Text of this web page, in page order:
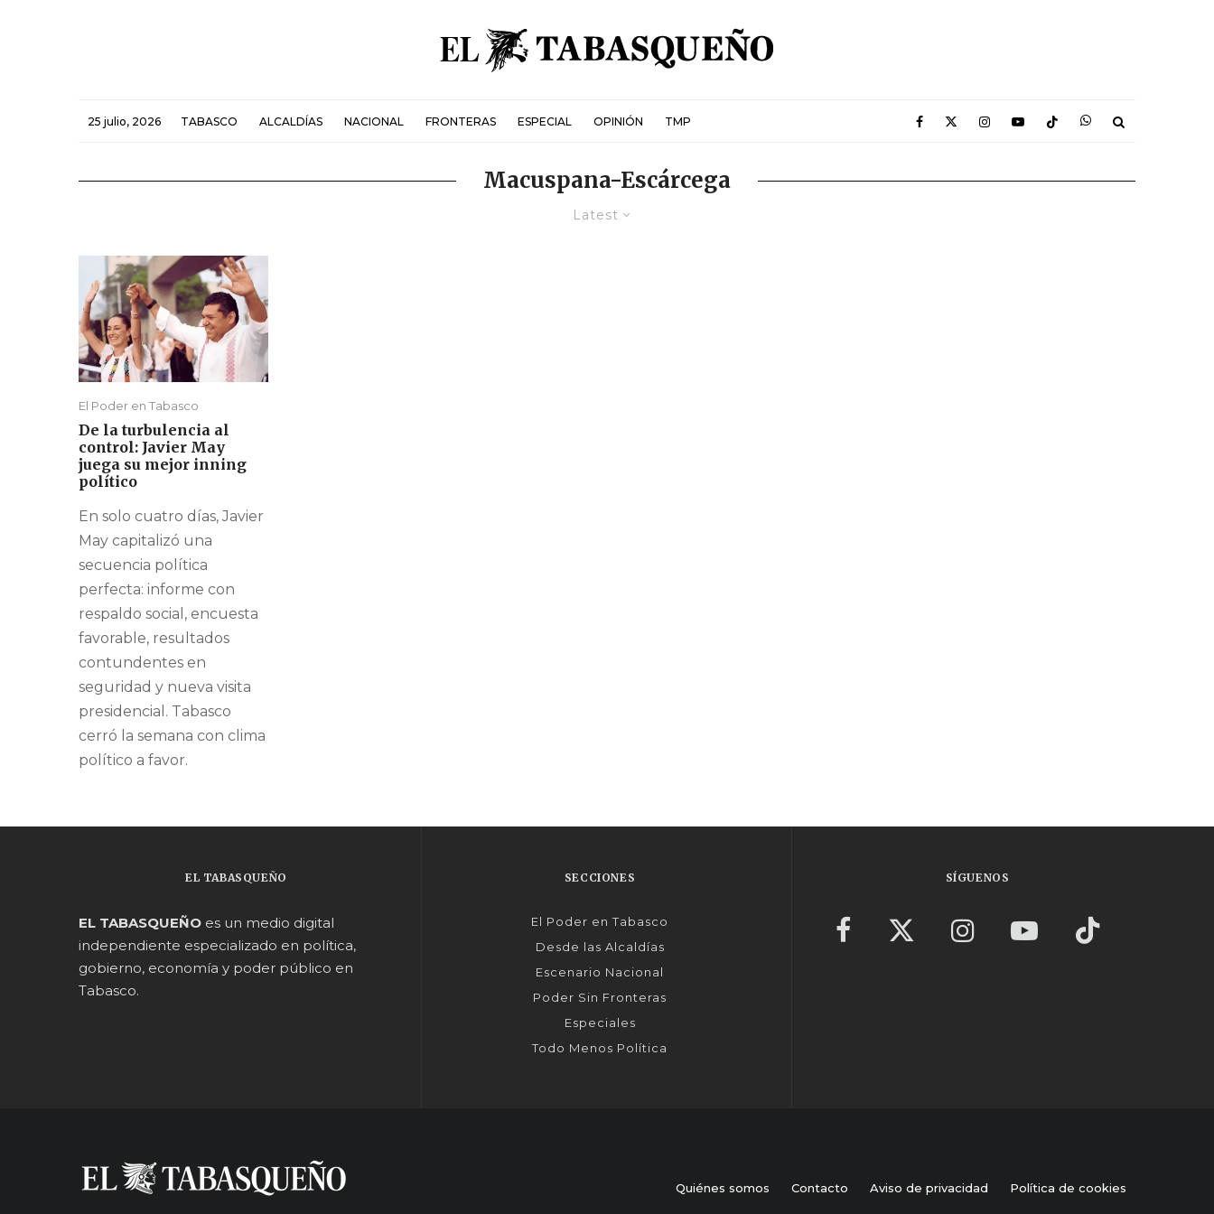
25 julio, 2026 TABASCO ALCALDÍAS NACIONAL FRONTERAS ESPECIAL OPINIÓN TMP
Macuspana-Escárcega
Latest
El Poder en Tabasco
De la turbulencia al
control: Javier May
juega su mejor inning
político
En solo cuatro días, Javier
May capitalizó una
secuencia política
perfecta: informe con
respaldo social, encuesta
favorable, resultados
contundentes en
seguridad y nueva visita
presidencial. Tabasco
cerró la semana con clima
político a favor.
EL TABASQUEÑO
EL TABASQUEÑO es un medio digital
independiente especializado en política,
gobierno, economía y poder público en
Tabasco.
SECCIONES
El Poder en Tabasco
Desde las Alcaldías
Escenario Nacional
Poder Sin Fronteras
Especiales
Todo Menos Política
SÍGUENOS
Quiénes somos Contacto Aviso de privacidad Política de cookies